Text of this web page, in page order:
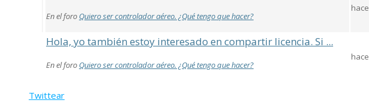
En el foro Quiero ser controlador aéreo. ¿Qué tengo que hacer?
Hola, yo también estoy interesado en compartir licencia. Si ...
En el foro Quiero ser controlador aéreo. ¿Qué tengo que hacer?
Twittear